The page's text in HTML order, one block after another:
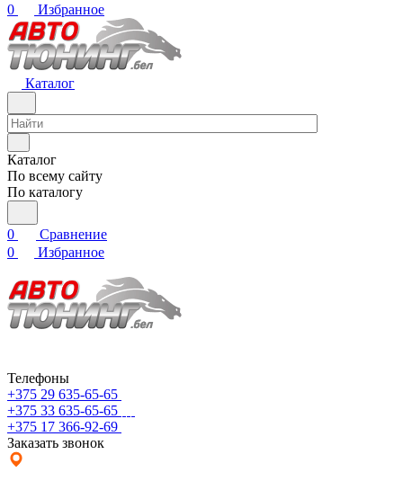
0
Избранное
Каталог
Каталог
По всему сайту
По каталогу
0
Сравнение
0
Избранное
Телефоны
+375 29 635-65-65
+375 33 635-65-65
+375 17 366-92-69
Заказать звонок